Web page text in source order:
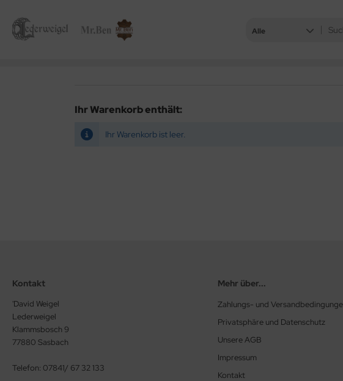
Alle
Ihr Warenkorb enthält:
Ihr Warenkorb ist leer.
Kontakt
'David Weigel
Lederweigel
Klammsbosch 9
77880 Sasbach
Telefon: 07841/ 67 32 133
Mehr über...
Zahlungs- und
Privatsphäre und Datenschutz
Unsere AGB
Impressum
Kontakt